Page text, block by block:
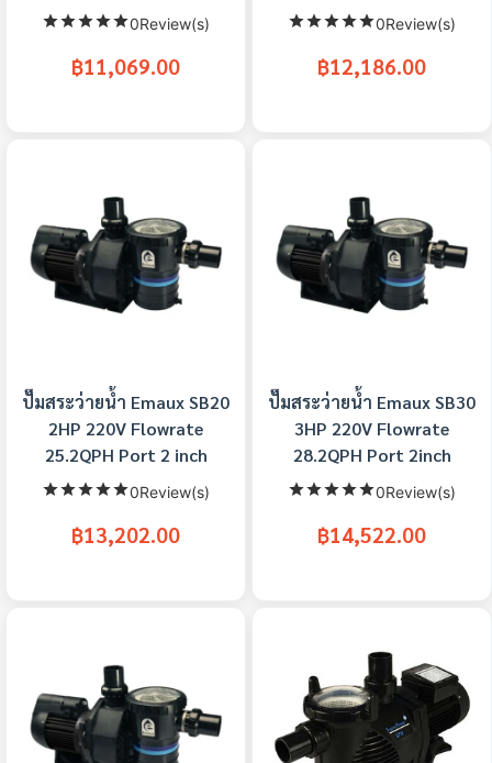
0Review(s)
฿11,069.00
0Review(s)
฿12,186.00
ปั๊มสระว่ายน้ำ Emaux SB20
2HP 220V Flowrate
25.2QPH Port 2 inch
0Review(s)
฿13,202.00
ปั๊มสระว่ายน้ำ Emaux SB30
3HP 220V Flowrate
28.2QPH Port 2inch
0Review(s)
฿14,522.00